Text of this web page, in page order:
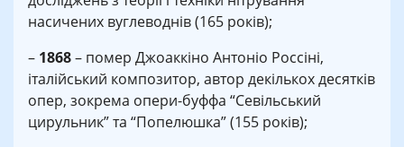
насичених вуглеводнів (165 років);
– 1868– помер Джоаккіно Антоніо Россіні,
італійський композитор, автор декількох десятків
опер, зокрема опери-буффа “Севільський
цирульник” та “Попелюшка” (155 років);